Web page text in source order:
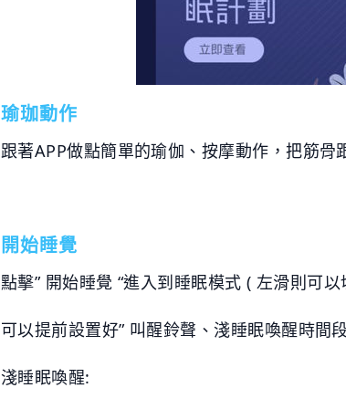
瑜珈動作
跟著APP做點簡單的瑜伽、按摩動作，把筋
開始睡覺
點擊” 開始睡覺 “進入到睡眠模式 ( 左滑則可以
可以提前設置好” 叫醒鈴聲、淺睡眠喚醒時間
淺睡眠喚醒: